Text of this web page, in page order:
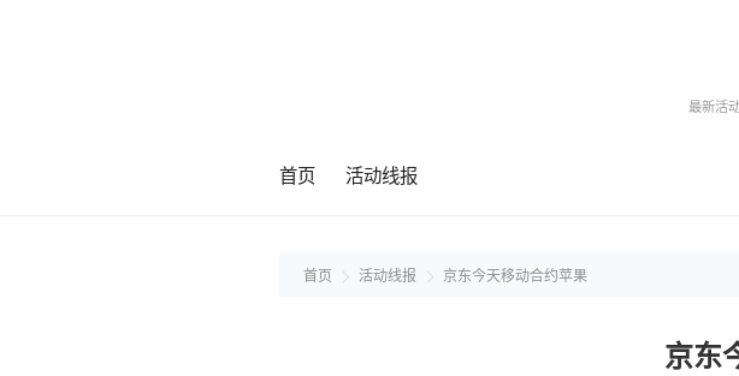
最新活
首页 活动线报
首页 活动线报 京东今天移动合约苹果
京东